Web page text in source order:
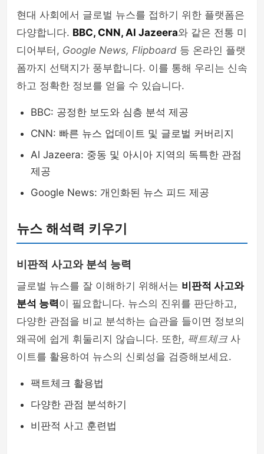
현대 사회에서 글로벌 뉴스를 접하기 위한 플랫폼은
다양합니다. BBC, CNN, Al Jazeera와 같은 전통 미
디어부터, Google News, Flipboard 등 온라인 플랫
폼까지 선택지가 풍부합니다. 이를 통해 우리는 신속
하고 정확한 정보를 얻을 수 있습니다.
BBC: 공정한 보도와 심층 분석 제공
CNN: 빠른 뉴스 업데이트 및 글로벌 커버리지
Al Jazeera: 중동 및 아시아 지역의 독특한 관점
제공
Google News: 개인화된 뉴스 피드 제공
뉴스 해석력 키우기
비판적 사고와 분석 능력
글로벌 뉴스를 잘 이해하기 위해서는 비판적 사고와
분석 능력이 필요합니다. 뉴스의 진위를 판단하고,
다양한 관점을 비교 분석하는 습관을 들이면 정보의
왜곡에 쉽게 휘둘리지 않습니다. 또한, 팩트체크 사
이트를 활용하여 뉴스의 신뢰성을 검증해보세요.
팩트체크 활용법
다양한 관점 분석하기
비판적 사고 훈련법